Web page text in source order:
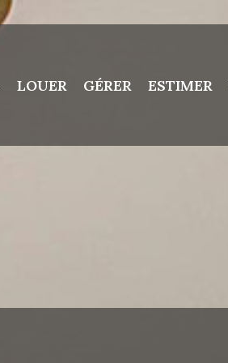
LOUER GÉRER ESTIMER